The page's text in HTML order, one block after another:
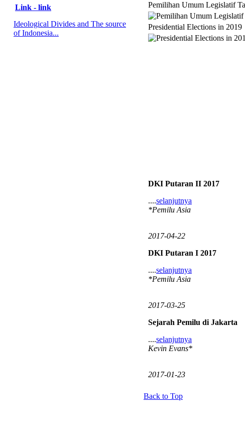
Link - link
Ideological Divides and The source
of Indonesia...
Pemilihan Umum Legislatif
Presidential Elections in 2019
DKI Putaran II 2017
....selanjutnya
*Pemilu Asia
2017-04-22
DKI Putaran I 2017
....selanjutnya
*Pemilu Asia
2017-03-25
Sejarah Pemilu di Jakarta
....selanjutnya
Kevin Evans*
2017-01-23
Back to Top